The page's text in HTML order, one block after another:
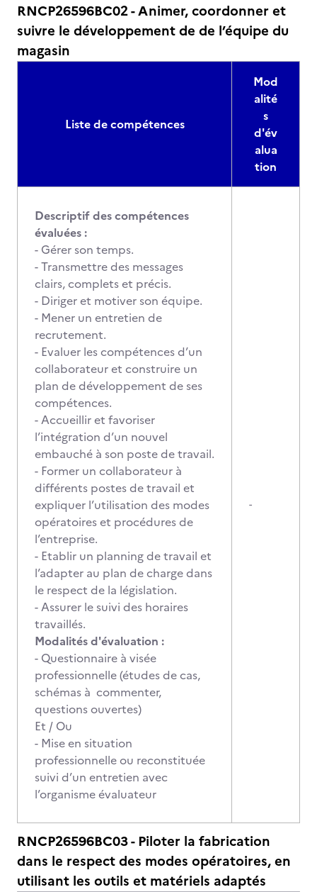
RNCP26596BC02 - Animer, coordonner et
suivre le développement de de l’équipe du
magasin
Liste de compétences
Mod
alité
s
d'év
alua
tion
Descriptif des compétences
évaluées :
- Gérer son temps.
- Transmettre des messages
clairs, complets et précis.
- Diriger et motiver son équipe.
- Mener un entretien de
recrutement.
- Evaluer les compétences d’un
collaborateur et construire un
plan de développement de ses
compétences.
- Accueillir et favoriser
l’intégration d’un nouvel
embauché à son poste de travail.
- Former un collaborateur à
différents postes de travail et
expliquer l’utilisation des modes
opératoires et procédures de
l’entreprise.
- Etablir un planning de travail et
l’adapter au plan de charge dans
le respect de la législation.
- Assurer le suivi des horaires
travaillés.
Modalités d'évaluation :
- Questionnaire à visée
professionnelle (études de cas,
schémas à commenter,
questions ouvertes)
Et / Ou
- Mise en situation
professionnelle ou reconstituée
suivi d’un entretien avec
l’organisme évaluateur
-
RNCP26596BC03 - Piloter la fabrication
dans le respect des modes opératoires, en
utilisant les outils et matériels adaptés